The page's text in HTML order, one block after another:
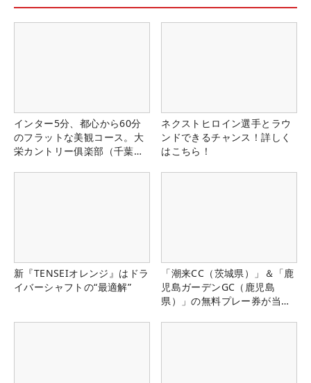
インター5分、都心から60分
のフラットな美観コース。大
栄カントリー俱楽部（千葉
ネクストヒロイン選手とラウ
ンドできるチャンス！詳しく
はこちら！
新『TENSEIオレンジ』はドラ
イバーシャフトの“最適解”
「潮来CC（茨城県）」＆「鹿
児島ガーデンGC（鹿児島
県）」の無料プレー券が当た